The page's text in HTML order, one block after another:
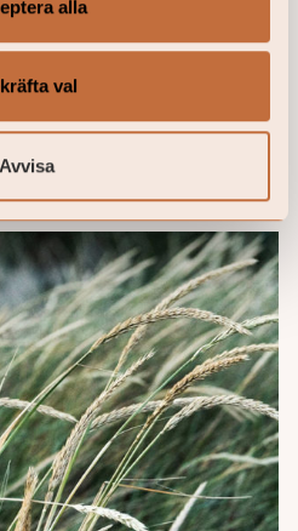
alla
val
Avvisa
svenska
Halon Security
ledare när det
email infrastruktur:
hantera och ...